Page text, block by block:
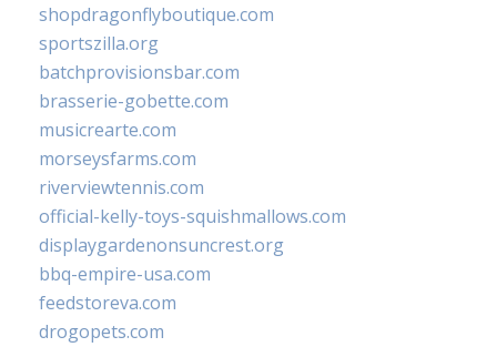
shopdragonflyboutique.com
sportszilla.org
batchprovisionsbar.com
brasserie-gobette.com
musicrearte.com
morseysfarms.com
riverviewtennis.com
official-kelly-toys-squishmallows.com
displaygardenonsuncrest.org
bbq-empire-usa.com
feedstoreva.com
drogopets.com